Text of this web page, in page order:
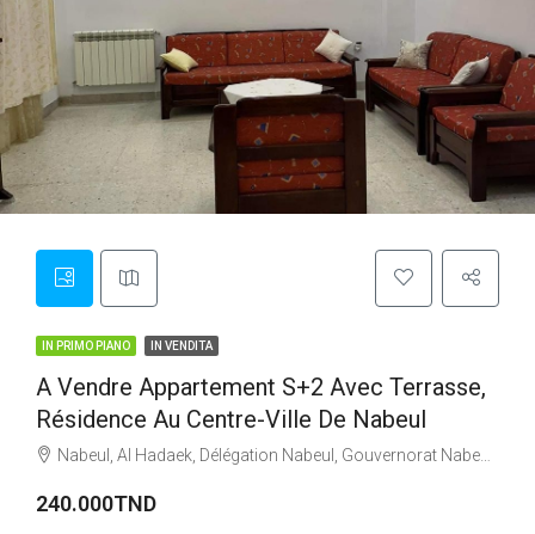
IN PRIMO PIANO IN VENDITA
A Vendre Appartement S+2 Avec Terrasse,
Résidence Au Centre-Ville De Nabeul
Nabeul, Al Hadaek, Délégation Nabeul, Gouvernorat Nabeul, 8000, Tunisi
240.000TND